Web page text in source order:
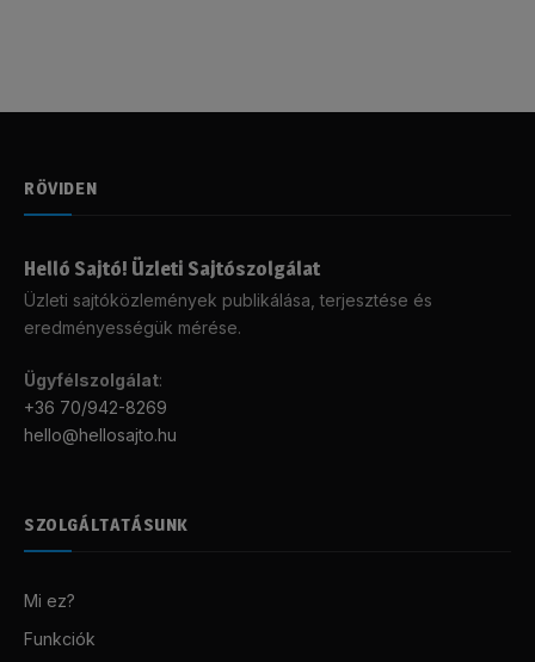
RÖVIDEN
Helló Sajtó! Üzleti Sajtószolgálat
Üzleti sajtóközlemények publikálása, terjesztése és
eredményességük mérése.
Ügyfélszolgálat:
+36 70/942-8269
hello@hellosajto.hu
SZOLGÁLTATÁSUNK
Mi ez?
Funkciók